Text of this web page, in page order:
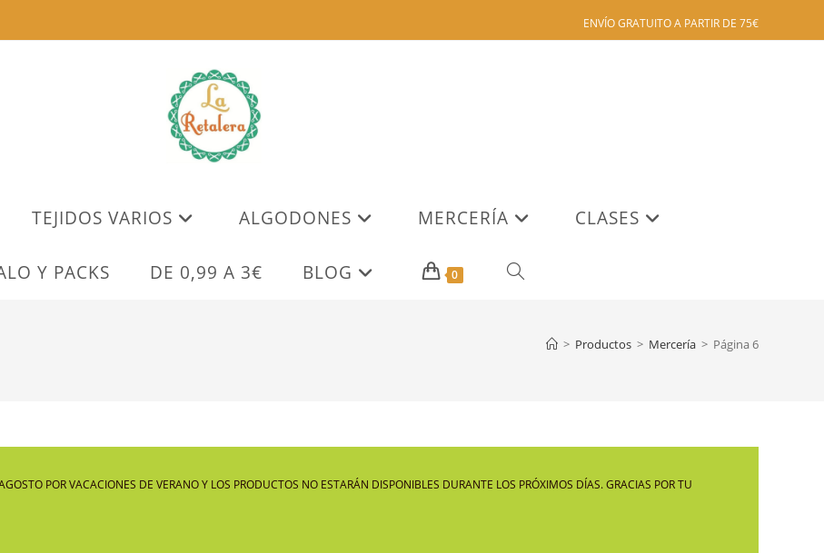
ENVÍO GRATUITO A PARTIR DE 75€
TEJIDOS VARIOS ALGODONES MERCERÍA CLASES
Y PACKS DE 0,99 A 3€ BLOG 0 ALTERNAR
WEB
> Productos > Mercería > Página 6
POR VACACIONES DE VERANO Y LOS PRODUCTOS NO ESTARÁN DISPONIBLES DURANTE LOS PRÓXIMOS DÍAS. GRACIAS POR TU